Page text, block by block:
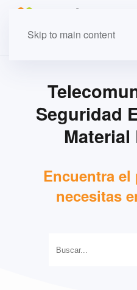
Skip to main content
Seguridad
Encuentra
necesitas